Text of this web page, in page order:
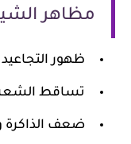
مظاهر
ظهور
تساقط
ضعف الذاكرة